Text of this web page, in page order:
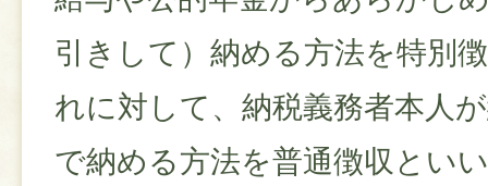
引きして）納める方法を特別
れに対して、納税義務者本人
で納める方法を普通徴収とい